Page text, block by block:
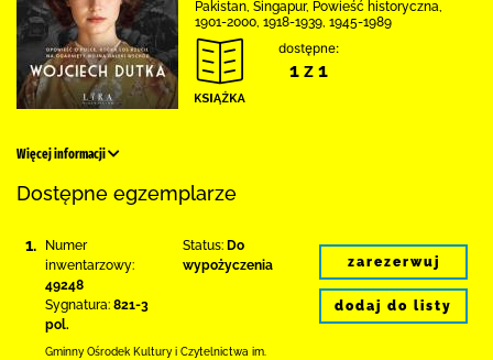
Pakistan, Singapur, Powieść historyczna,
1901-2000, 1918-1939, 1945-1989
dostępne:
1 z 1
Więcej informacji
Dostępne egzemplarze
1.
Numer
inwentarzowy:
49248
Sygnatura: 821-3
pol.
Status: Do
wypożyczenia
Gminny Ośrodek Kultury i Czytelnictwa im.
zarezerwuj
dodaj do listy